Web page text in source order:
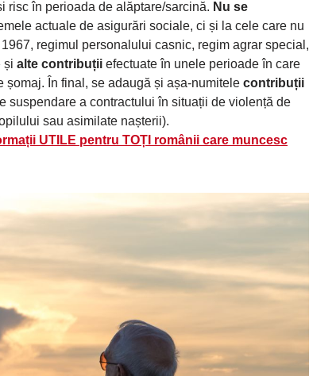
risc în perioada de alăptare/sarcină. Nu se
actuale de asigurări sociale, ci și la cele care nu
regimul personalului casnic, regim agrar special,
și alte contribuții efectuate în unele perioade în care
șomaj. În final, se adaugă și așa-numitele contribuții
suspendare a contractului în situații de violență de
sau asimilate nașterii).
UTILE pentru TOȚI românii care muncesc